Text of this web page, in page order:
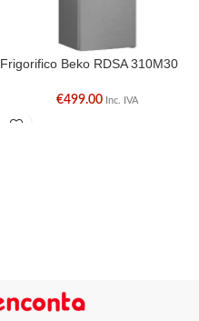
Frigorifico Beko RDSA 310M30
€499.00 Inc. IVA